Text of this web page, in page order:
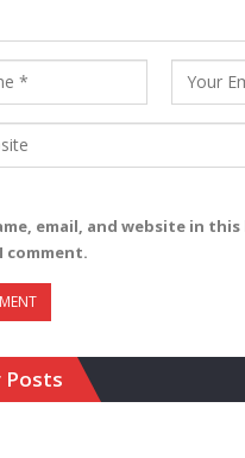
email, and website in
comment.
Posts